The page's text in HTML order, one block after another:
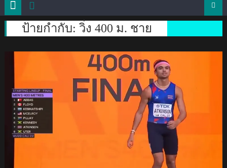
ป้ายกำกับ: วิ่ง 400 ม. ชาย